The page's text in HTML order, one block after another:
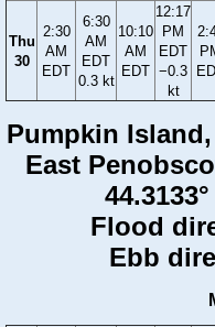
Thu
30
2:30
AM
EDT
6:30
AM
EDT
0.3 kt
10:10
AM
EDT
12:17
PM
EDT
−0.3
kt
Pumpkin
East
Flood
Ebb